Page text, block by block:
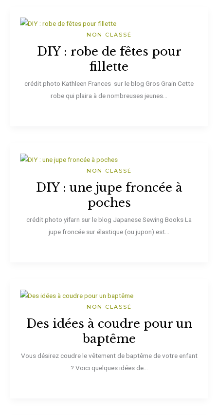
NON CLASSÉ
DIY : robe de fêtes pour
fillette
crédit photo Kathleen Frances sur le blog Gros Grain Cette
robe qui plaira à de nombreuses jeunes...
NON CLASSÉ
DIY : une jupe froncée à
poches
crédit photo yifarn sur le blog Japanese Sewing Books La
jupe froncée sur élastique (ou jupon) est...
NON CLASSÉ
Des idées à coudre pour un
baptême
Vous désirez coudre le vêtement de baptême de votre enfant
? Voici quelques idées de...